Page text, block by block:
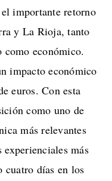
importante retorno
y La Rioja, tanto
económico.
impacto económico
euros. Con esta
como uno de
más relevantes
más
cuatro días en los